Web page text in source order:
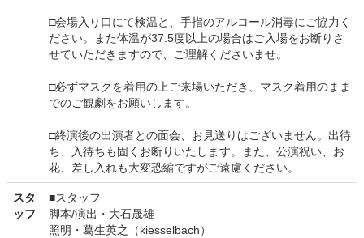
□会場入り口にて検温と、手指のアルコール消毒にご協力く
ださい。また体温が37.5度以上の場合はご入場をお断りさ
せていただきますので、ご理解くださいませ。
□必ずマスクを着用の上ご来場いただき、マスク着用のまま
でのご観劇をお願いします。
□終演後の出演者との面会、お見送りはございません。出待
ち、入待ちも固くお断りいたします。また、公演祝い、お
花、差し入れも大変恐縮ですがご遠慮ください。
スタ
ッフ
■スタッフ
脚本/演出・大石晟雄
照明・葛生英之（kiesselbach）